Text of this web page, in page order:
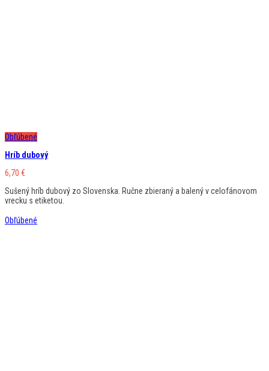
Obľúbené
Hríb dubový
6,70 €
Sušený hríb dubový zo Slovenska. Ručne zbieraný a balený v celofánovom
vrecku s etiketou.
Obľúbené